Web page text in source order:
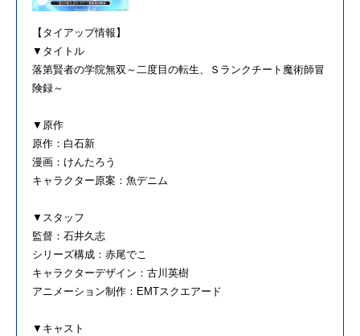
【タイアップ情報】
▼タイトル
落第賢者の学院無双～二度目の転生、Ｓランクチート魔術師冒
険録～
▼原作
原作：白石新
漫画：けんたろう
キャラクター原案：魚デニム
▼スタッフ
監督：石井久志
シリーズ構成：赤尾でこ
キャラクターデザイン：古川英樹
アニメーション制作：EMTスクエアード
▼キャスト